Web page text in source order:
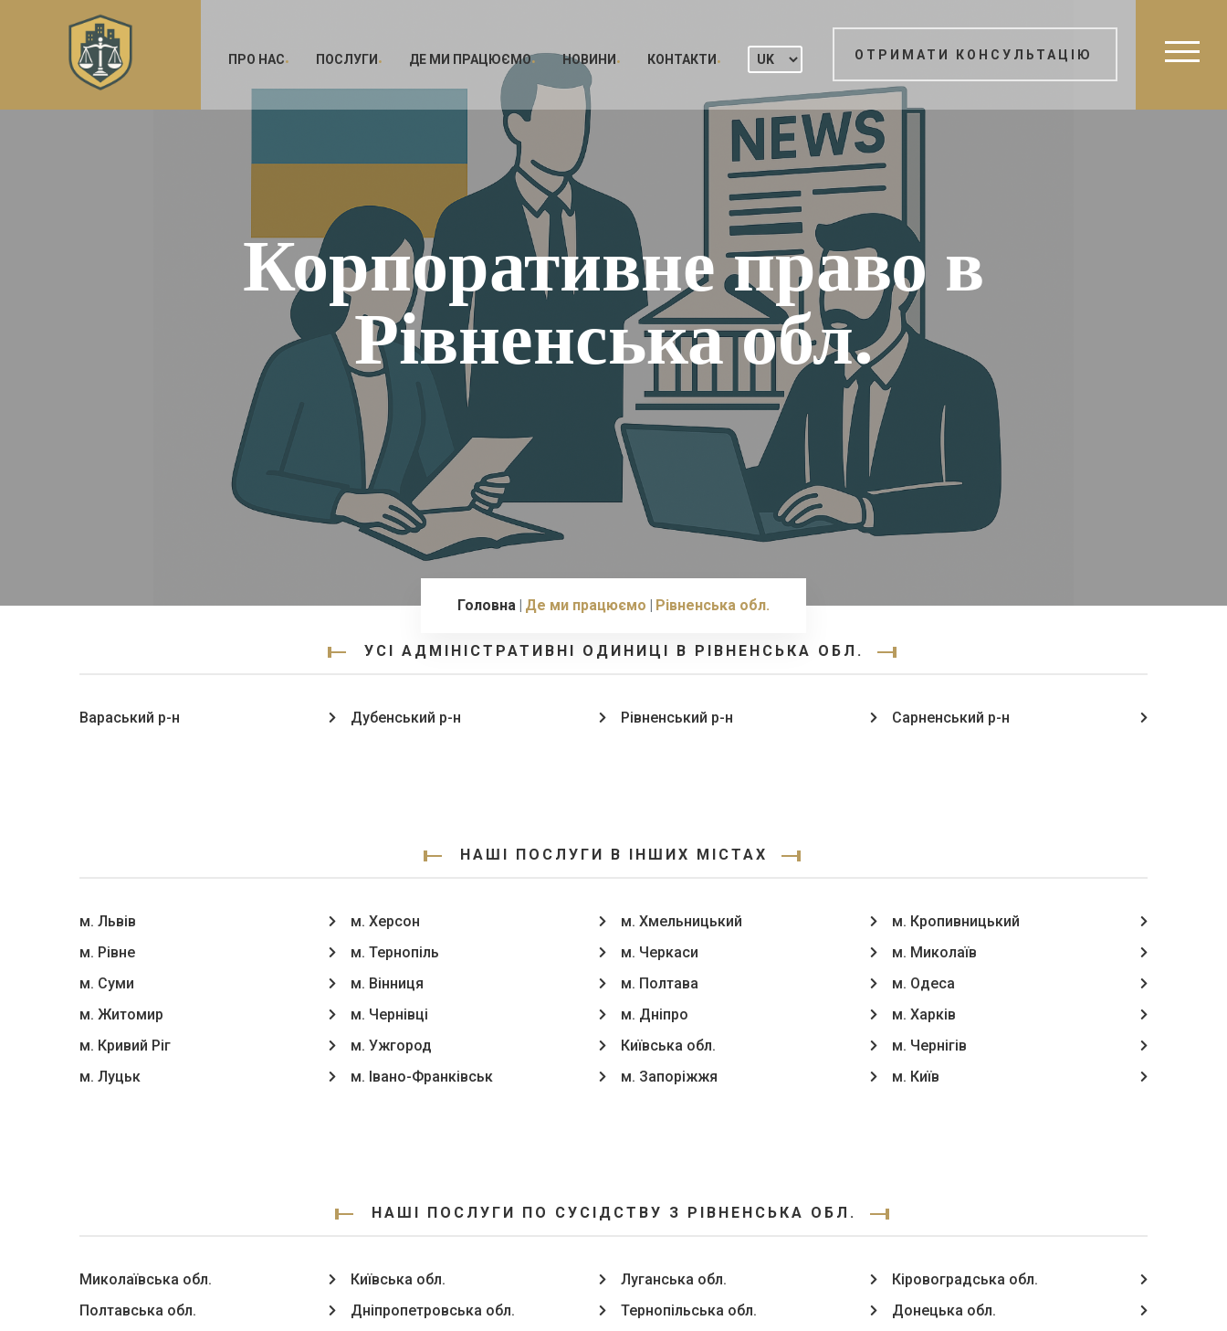
ПРО НАС ПОСЛУГИ ДЕ МИ ПРАЦЮЄМО НОВИНИ КОНТАКТИ ОТРИМАТИ КОНСУЛЬТАЦІЮ
Корпоративне право в
Рівненська обл.
Головна Де ми працюємо Рівненська обл.
УСІ АДМІНІСТРАТИВНІ ОДИНИЦІ В РІВНЕНСЬКА ОБЛ.
Вараський р-н Дубенський р-н Рівненський р-н Сарненський р-н
НАШІ ПОСЛУГИ В ІНШИХ МІСТАХ
м. Львів
м. Рівне
м. Суми
м. Житомир
м. Кривий Ріг
м. Луцьк
м. Херсон
м. Тернопіль
м. Вінниця
м. Чернівці
м. Ужгород
м. Івано-Франківськ
м. Хмельницький
м. Черкаси
м. Полтава
м. Дніпро
Київська обл.
м. Запоріжжя
м. Кропивницький
м. Миколаїв
м. Одеса
м. Харків
м. Чернігів
м. Київ
НАШІ ПОСЛУГИ ПО СУСІДСТВУ З РІВНЕНСЬКА ОБЛ.
Миколаївська обл.
Полтавська обл.
Київська обл.
Дніпропетровська обл.
Луганська обл.
Тернопільська обл.
Кіровоградська обл.
Донецька обл.